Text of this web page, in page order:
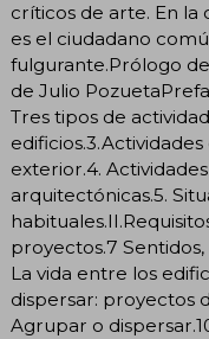
críticos de arte. En la
es el ciudadano
fulgurante.Prólogo
de Julio
Tres tipos de
exterior.4.
arquitectónicas.5.
proyectos.7
La vida entre los
dispersar: proyectos
Agrupar o